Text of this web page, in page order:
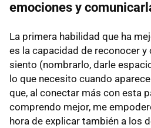
emociones y
La primera habilidad que ha
es la capacidad de reconocer
siento (nombrarlo, darle
lo que necesito cuando
que, al conectar más con esta
comprendo mejor, me
hora de explicar también a los